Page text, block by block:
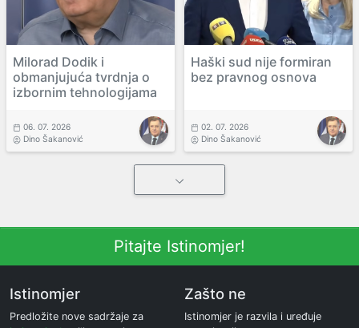
Milorad Dodik i
obmanjujuća tvrdnja o
izbornim tehnologijama
06. 07. 2026
Dino Šakanović
Haški sud nije formiran
bez pravnog osnova
02. 07. 2026
Dino Šakanović
Pitajte Istinomjer!
Istinomjer
Predložite nove sadržaje za
Zašto ne
Istinomjer je razvila i uređuje